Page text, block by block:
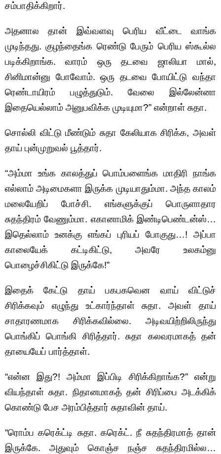
சம்பாதிக்கிறார்.
அதனால தான் இவ்வளவு பெரிய வீட்டை வாங்க
முடிந்தது. குழந்தைங்க ரெண்டு பேரும் பெரிய ஸ்கூல்ல
படிக்கிறாங்க. வாரம் ஒரு தடவை ஜாலியா மால்,
சினிமான்னு போவோம். ஒரு தடவை போயிட்டு வந்தா
ரெண்டாயிரம் பழுத்துடும். வேலை இல்லேன்னா
இதையெல்லாம் அனுபவிக்க முடியுமா?” என்றாள் சுதா.
சொல்லி விட்டு மீண்டும் சுதா கேலியாக சிரிக்க, அவள்
தாய் புன்முறுவல் பூத்தார்.
“அம்மா உங்க காலத்துப் பொம்பளைங்க மாதிரி நாங்க
எல்லாம் அடிமைகளா இருக்க முடியாதும்மா. அந்த காலம்
மலையேறிப் போச்சி. எங்களுக்குப் பொருளாதார
சுதந்திரம் வேணும்மா. எகானாமிக் இண்டிபெண்டன்ஸ்…
இதெல்லாம் உனக்கு எங்கப் புரியப் போகுது…! அப்பா
காலையேக் கட்டிகிட்டு, அவரே உலகம்னு
பொழைச்சிகிட்டு இருக்கே!”
இதைக் கேட்டு தாய் பகபகவென வாய் விட்டுச்
சிரிக்கவும் எழுந்து உட்கார்ந்தாள் சுதா. அவள் தாய்
சாதாரணமாக சிரிக்கவில்லை. அடிவயிற்றிலிருந்து
பொங்கிப் பொங்கி சிரித்தார். சுதா கலவரமாகத் தன்
தாயையேப் பார்த்தாள்.
“என்ன இது?! அம்மா இப்பிடி சிரிக்கிறாங்க?” என்று
வியந்தாள் சுதா. நிதானமாகத் தன் சிரிப்பை அடக்கிக்
கொண்டு பேச அரம்பித்தார் சுதாவின் தாய்.
“ரொம்ப கரெக்ட்டி சுதா. கரெக்ட். நீ சுதந்திரமாத் தான்
இருக்கே. அதுவும் கொஞ்ச நஞ்ச சுதந்திரமில்ல…